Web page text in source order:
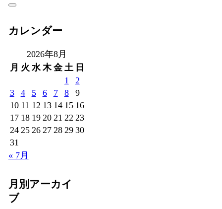
カレンダー
2026年8月
月 火 水 木 金 土 日
1
2
3
4 5 6 7 8
9
10 11 12 13 14 15 16
17 18 19 20 21 22 23
24 25 26 27 28 29 30
31
« 7月
月別アーカイ
ブ